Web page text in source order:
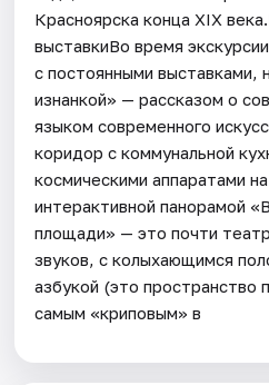
Красноярска конца XIX
выставкиВо время
с постоянными выставками,
изнанкой» — рассказом о
языком современного
коридор с коммунальной
космическими аппаратами
интерактивной панорамой
площади» — это почти
звуков, с колыхающимся
азбукой (это пространство
самым «криповым» в